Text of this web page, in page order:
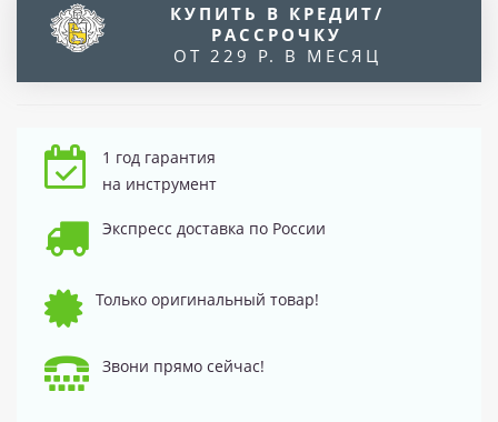
КУПИТЬ В КРЕДИТ/
РАССРОЧКУ
ОТ 229 Р. В МЕСЯЦ
1 год гарантия
на инструмент
Экспресс доставка по России
Только оригинальный товар!
Звони прямо сейчас!